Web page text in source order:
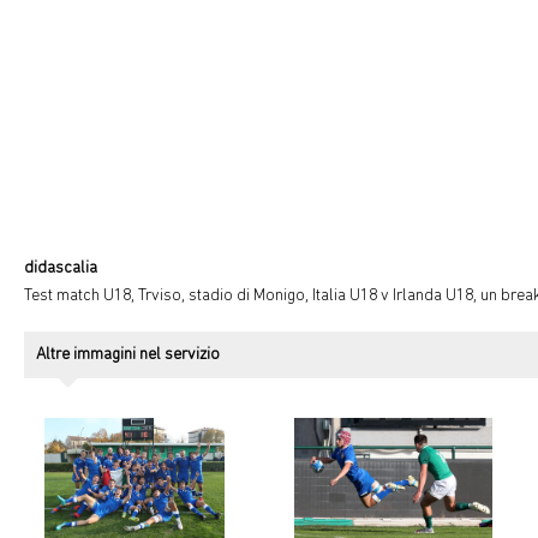
didascalia
Test match U18, Trviso, stadio di Monigo, Italia U18 v Irlanda U18, un
Altre immagini nel servizio